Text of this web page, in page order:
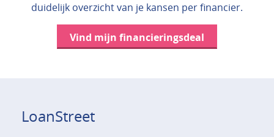
duidelijk overzicht van je kansen per financier.
Vind mijn financieringsdeal
LoanStreet